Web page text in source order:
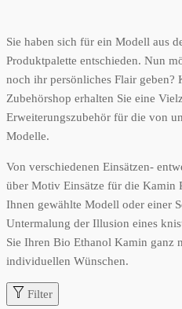
Sie haben sich für ein Modell aus
Produktpalette entschieden. Nun
noch ihr persönliches Flair geben?
Zubehörshop erhalten Sie eine
Erweiterungszubehör für die von
Modelle.
Von verschiedenen Einsätzen-
über Motiv Einsätze für die Kamin
Ihnen gewählte Modell oder einer
Untermalung der Illusion eines
Sie Ihren Bio Ethanol Kamin ganz
individuellen Wünschen.
Filter